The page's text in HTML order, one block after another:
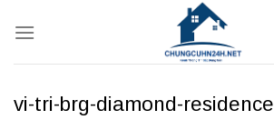
qua
vi-tri-brg-diamond-residence